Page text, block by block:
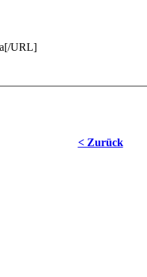
URL]
< Zurück